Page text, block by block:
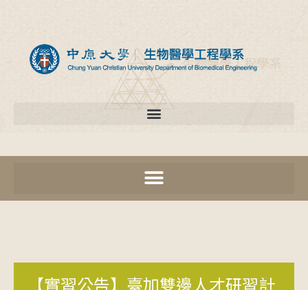
【實習公告】臺加雙邊人才研習計